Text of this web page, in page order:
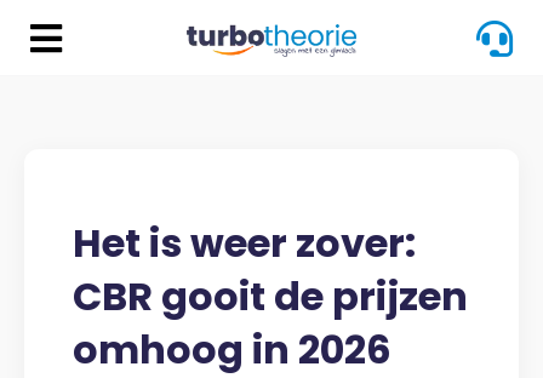
Het is weer zover:
CBR gooit de prijzen
omhoog in 2026